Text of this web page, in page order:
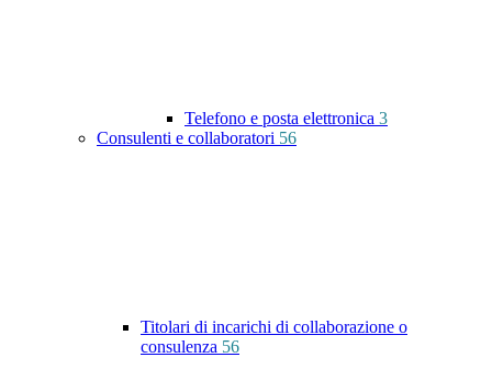
Telefono e posta elettronica 3
Consulenti e collaboratori 56
Titolari di incarichi di collaborazione o
consulenza 56